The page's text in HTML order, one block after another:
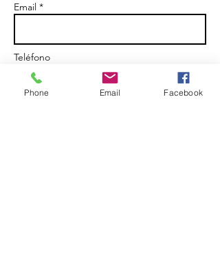
Email *
Teléfono
Phone Email Facebook